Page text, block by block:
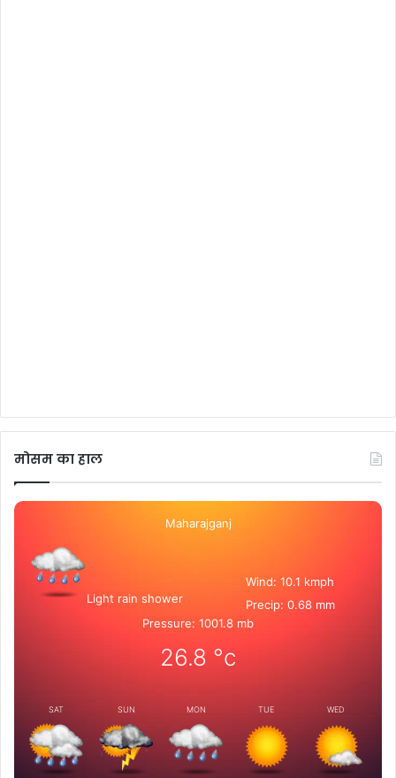
मोसम का हाल
Maharajganj
Light rain shower
Wind: 10.1 kmph
Precip: 0.68 mm
Pressure: 1001.8 mb
26.8 °c
SAT SUN MON TUE WED